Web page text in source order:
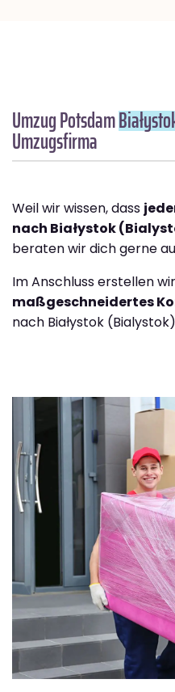
Umzug Potsdam
Umzugsfirma
Weil wir wissen, dass
nach Białystok
beraten wir dich gerne
Im Anschluss erstellen
maßgeschneidertes
nach Białystok